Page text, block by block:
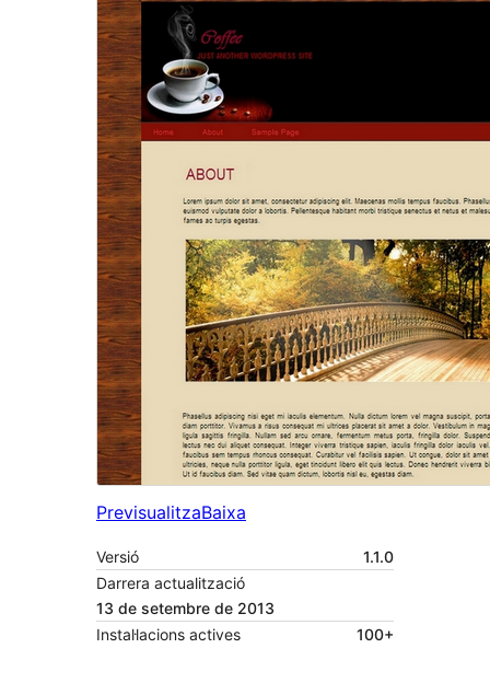
PrevisualitzaBaixa
Versió
1.1.0
Darrera actualització
13 de setembre de 2013
Instal·lacions actives
100+